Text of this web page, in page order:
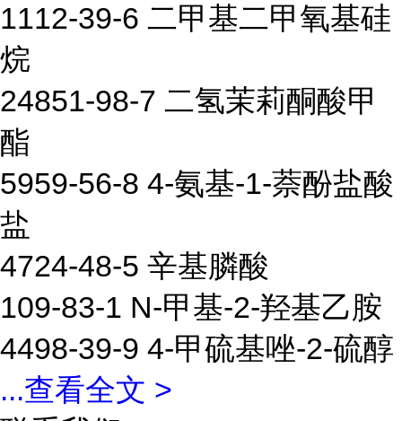
1112-39-6 二甲基二甲氧基硅
烷
24851-98-7 二氢茉莉酮酸甲
酯
5959-56-8 4-氨基-1-萘酚盐酸
盐
4724-48-5 辛基膦酸
109-83-1 N-甲基-2-羟基乙胺
4498-39-9 4-甲硫基唑-2-硫醇
...查看全文 >